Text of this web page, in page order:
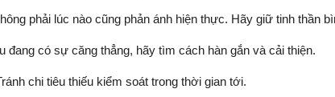
phải lúc nào cũng phản ánh hiện thực. Hãy giữ tinh thần
đang có sự căng thẳng, hãy tìm cách hàn gắn và cải thiện.
chi tiêu thiếu kiểm soát trong thời gian tới.